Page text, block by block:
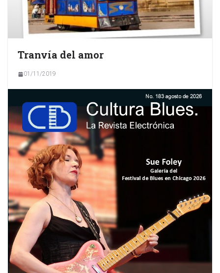
Tranvía del amor
01/11/2019